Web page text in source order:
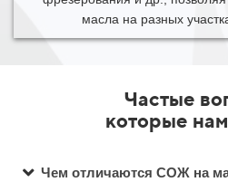
масла на разных
Частые
которые
Чем отличаются СОЖ на